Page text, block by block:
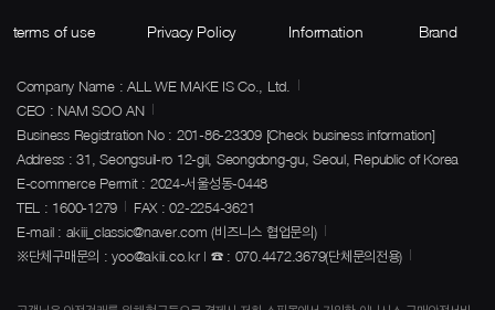
terms of use Privacy Policy Information Brand
Company Name : ALL WE MAKE IS Co., Ltd.
CEO : NAM SOO AN
Business Registration No : 201-86-23309 [Check business information]
Address : 31, Seongsuil-ro 12-gil, Seongdong-gu, Seoul, Republic of Korea
E-commerce Permit : 2024-서울성동-0448
TEL : 1600-1279
FAX : 02-2254-3621
E-mail : akiii_classic@naver.com (비즈니스 협업문의)
※단체구매문의 : yoo@akiii.co.kr | ☎ : 070.4472.3679(단체문의전용)